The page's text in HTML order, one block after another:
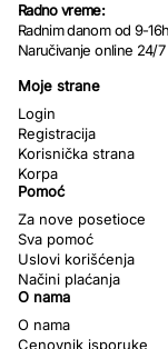
Radno vreme:
Radnim danom od 9-16h
Naručivanje online 24/7
Moje strane
Login
Registracija
Korisnička strana
Korpa
Pomoć
Za nove posetioce
Sva pomoć
Uslovi korišćenja
Načini plaćanja
O nama
O nama
Cenovnik isporuke